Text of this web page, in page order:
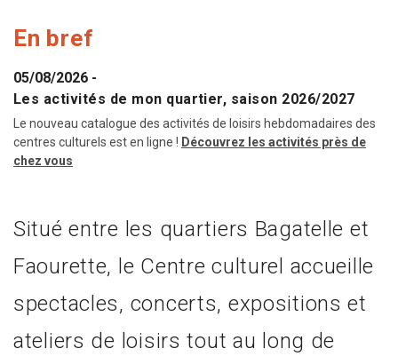
En bref
05/08/2026 -
Les activités de mon quartier, saison 2026/2027
Le nouveau catalogue des activités de loisirs hebdomadaires des
centres culturels est en ligne ! Découvrez les activités près de
chez vous
Situé entre les quartiers Bagatelle et
Faourette, le Centre culturel accueille
spectacles, concerts, expositions et
ateliers de loisirs tout au long de